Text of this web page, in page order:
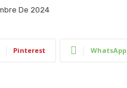
De 2024
Pinterest WhatsApp